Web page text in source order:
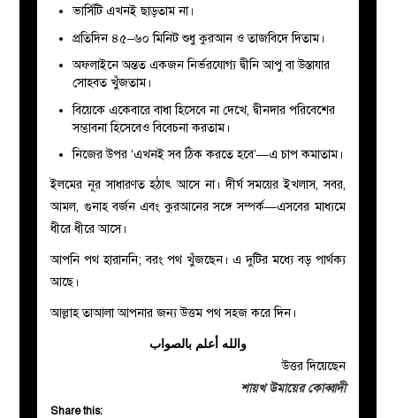
ভার্সিটি এখনই ছাড়তাম না।
প্রতিদিন ৪৫–৬০ মিনিট শুধু কুরআন ও তাজবিদে দিতাম।
অফলাইনে অন্তত একজন নির্ভরযোগ্য দ্বীনি আপু বা উস্তাযার
সোহবত খুঁজতাম।
বিয়েকে একেবারে বাধা হিসেবে না দেখে, দ্বীনদার পরিবেশের
সম্ভাবনা হিসেবেও বিবেচনা করতাম।
নিজের উপর ‘এখনই সব ঠিক করতে হবে’—এ চাপ কমাতাম।
ইলমের নূর সাধারণত হঠাৎ আসে না। দীর্ঘ সময়ের ইখলাস, সবর,
আমল, গুনাহ বর্জন এবং কুরআনের সঙ্গে সম্পর্ক—এসবের মাধ্যমে
ধীরে ধীরে আসে।
আপনি পথ হারাননি; বরং পথ খুঁজছেন। এ দুটির মধ্যে বড় পার্থক্য
আছে।
আল্লাহ তাআলা আপনার জন্য উত্তম পথ সহজ করে দিন।
والله أعلم بالصواب
উত্তর দিয়েছেন
শায়খ উমায়ের কোব্বাদী
Share this: